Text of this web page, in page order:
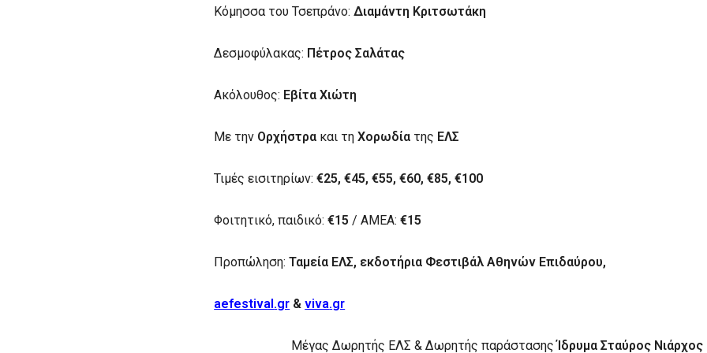
Κόμησσα του Τσεπράνο:Διαμάντη Κριτσωτάκη
Δεσμοφύλακας: Πέτρος Σαλάτας
Ακόλουθος: Εβίτα Χιώτη
Με την Ορχήστρα και τη Χορωδία της ΕΛΣ
Τιμές εισιτηρίων:€25, €45, €55, €60, €85, €100
Φοιτητικό, παιδικό:€15 / ΑΜΕΑ:€15
Προπώληση:Ταμεία ΕΛΣ, εκδοτήρια Φεστιβάλ Αθηνών Επιδαύρου,
aefestival .gr &viva.gr
Μέγας Δωρητής ΕΛΣ & Δωρητής παράστασηςΊδρυμα Σταύρος Νιάρχος